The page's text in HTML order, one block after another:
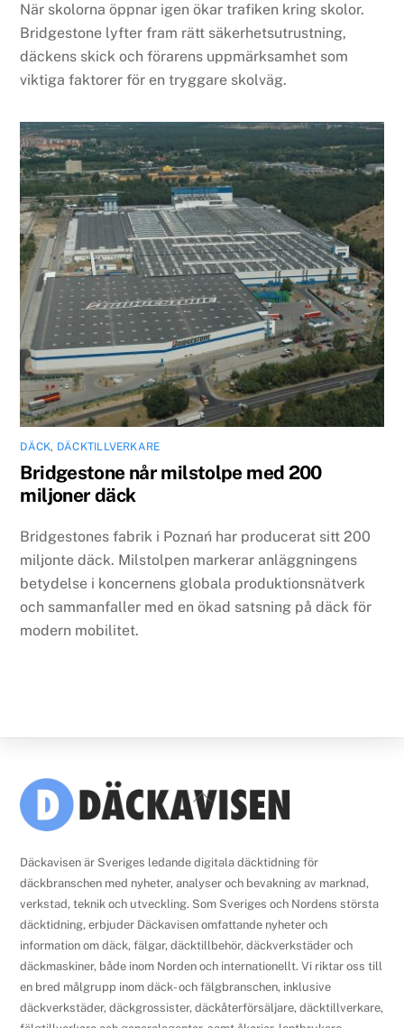
När skolorna öppnar igen ökar trafiken kring skolor.
Bridgestone lyfter fram rätt säkerhetsutrustning,
däckens skick och förarens uppmärksamhet som
viktiga faktorer för en tryggare skolväg.
DÄCK, DÄCKTILLVERKARE
Bridgestone når milstolpe med 200
miljoner däck
Bridgestones fabrik i Poznań har producerat sitt 200
miljonte däck. Milstolpen markerar anläggningens
betydelse i koncernens globala produktionsnätverk
och sammanfaller med en ökad satsning på däck för
modern mobilitet.
Back
To
Däckavisen är Sveriges ledande digitala däcktidning för
däckbranschen med nyheter, analyser och bevakning av marknad,
verkstad, teknik och utveckling. Som Sveriges och Nordens största
däcktidning, erbjuder Däckavisen omfattande nyheter och
information om däck, fälgar, däcktillbehör, däckverkstäder och
däckmaskiner, både inom Norden och internationellt. Vi riktar oss till
en bred målgrupp inom däck- och fälgbranschen, inklusive
däckverkstäder, däckgrossister, däckåterförsäljare, däcktillverkare,